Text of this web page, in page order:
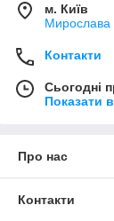
м. Київ
Мирослава
Контакти
Сьогодні
Показати
Про нас
Контакти